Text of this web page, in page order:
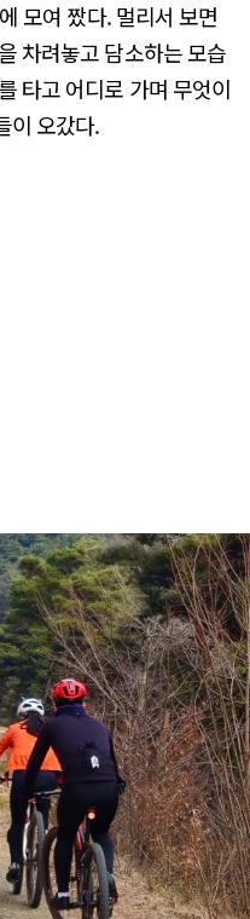
모여 짰다. 멀리서 보면
차려놓고 담소하는 모습
타고 어디로 가며 무엇이
이 오갔다.